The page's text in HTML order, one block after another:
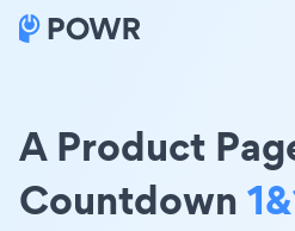
A Product
Countdown